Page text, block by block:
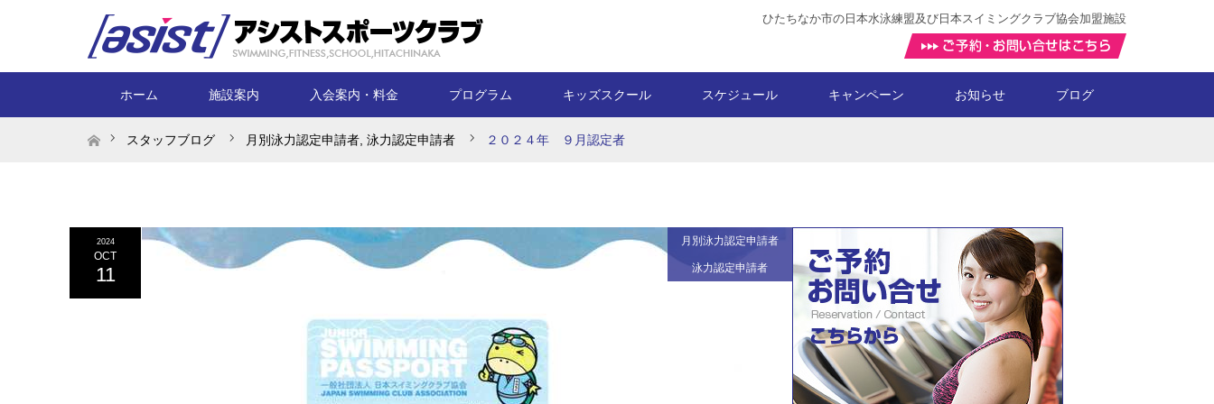
ひたちなか市の日本水泳練盟及び日本スイミングクラブ協会加盟施設
ホーム 施設案内 入会案内・料金 プログラム キッズスクール スケジュール キャンペーン お知らせ ブログ
ホームスタッフブログ 月別泳力認定申請者 泳力認定申請者 ２０２４年 ９月認定者
2024
OCT
11
月別泳力認定申請者
泳力認定申請者